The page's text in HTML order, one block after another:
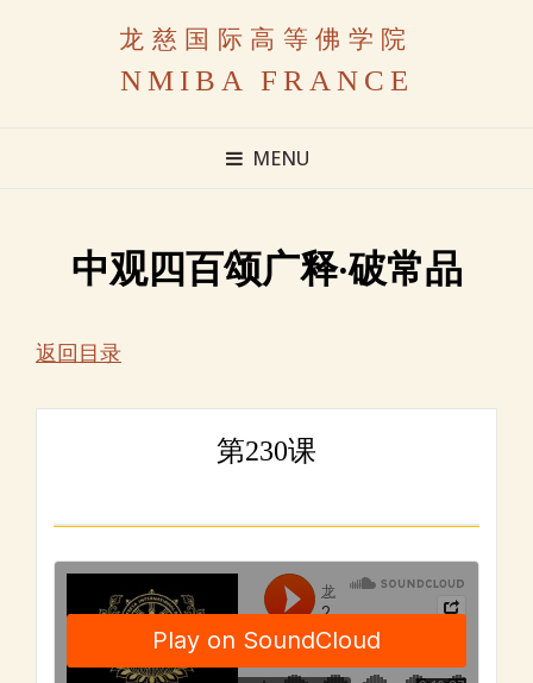
龙慈国际高等佛学院
NMIBA FRANCE
MENU
中观四百颂广释·破常品
返回目录
第230课